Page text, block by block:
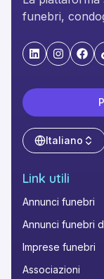
funebri,
"LinkedIn"
Italiano
Link utili
Annunci funebri
Annunci funebri
Imprese funebri
Associazioni